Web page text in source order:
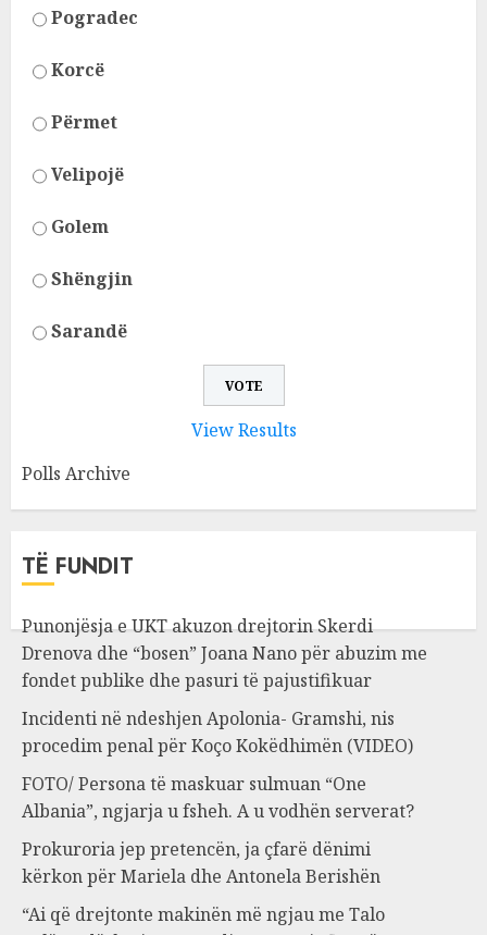
Pogradec
Korcë
Përmet
Velipojë
Golem
Shëngjin
Sarandë
View Results
Polls Archive
TË FUNDIT
Punonjësja e UKT akuzon drejtorin Skerdi
Drenova dhe “bosen” Joana Nano për abuzim me
fondet publike dhe pasuri të pajustifikuar
Incidenti në ndeshjen Apolonia- Gramshi, nis
procedim penal për Koço Kokëdhimën (VIDEO)
FOTO/ Persona të maskuar sulmuan “One
Albania”, ngjarja u fsheh. A u vodhën serverat?
Prokuroria jep pretencën, ja çfarë dënimi
kërkon për Mariela dhe Antonela Berishën
“Ai që drejtonte makinën më ngjau me Talo